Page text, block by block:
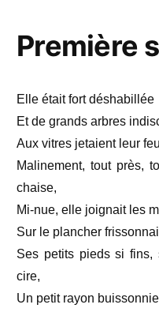
Première
Elle était fort déshabillée
Et de grands arbres
Aux vitres jetaient leur
Malinement, tout près,
chaise,
Mi-nue, elle joignait les
Sur le plancher
Ses petits pieds si fins,
cire,
Un petit rayon